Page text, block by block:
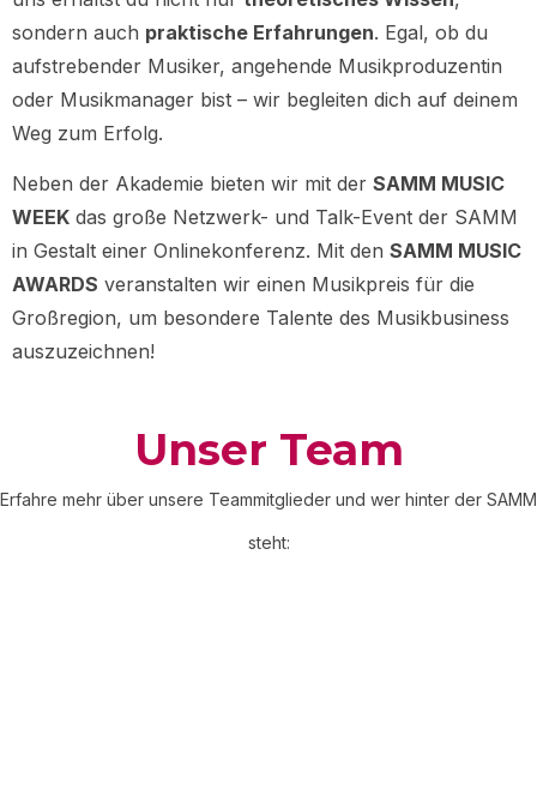
sondern auch praktische Erfahrungen. Egal, ob du
aufstrebender Musiker, angehende Musikproduzentin
oder Musikmanager bist – wir begleiten dich auf deinem
Weg zum Erfolg.
Neben der Akademie bieten wir mit der SAMM MUSIC
WEEK das große Netzwerk- und Talk-Event der SAMM
in Gestalt einer Onlinekonferenz. Mit den SAMM MUSIC
AWARDS veranstalten wir einen Musikpreis für die
Großregion, um besondere Talente des Musikbusiness
auszuzeichnen!
Unser Team
Erfahre mehr über unsere Teammitglieder und wer hinter der SAMM
steht: